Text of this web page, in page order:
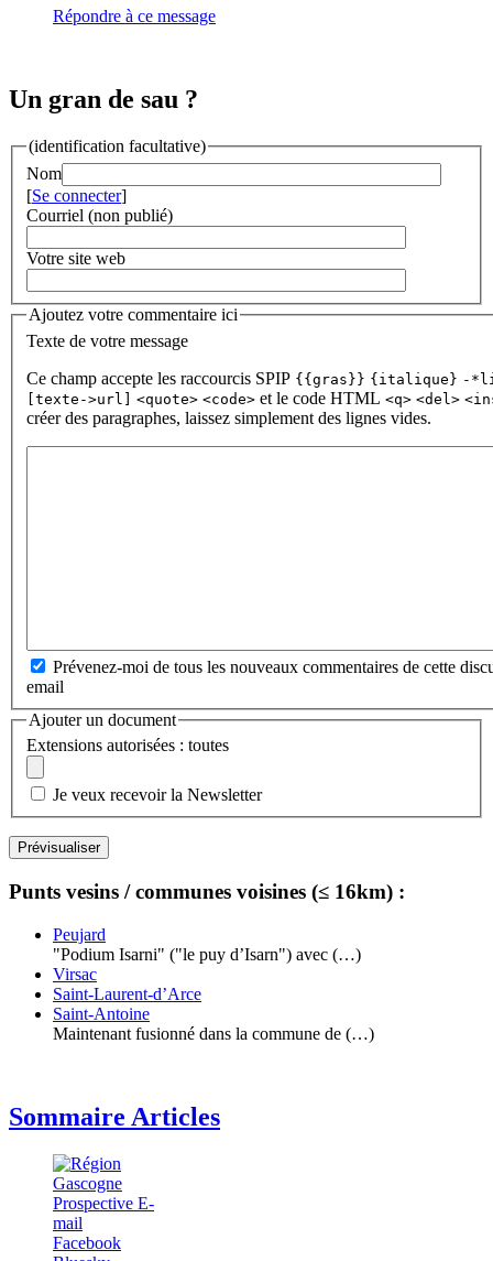
Répondre à ce message
Un gran de sau ?
(identification facultative)
Nom
[Se connecter]
Courriel (non publié)
Votre site web
Ajoutez votre commentaire ici
Texte de votre message
Ce champ accepte les raccourcis SPIP {{gras}} {italique} -
[texte->url] <quote> <code> et le code HTML <q> <del>
créer des paragraphes, laissez simplement des lignes vides.
Prévenez-moi de tous les nouveaux commentaires de cette
email
Ajouter un document
Extensions autorisées : toutes
Je veux recevoir la Newsletter
Punts vesins / communes voisines (≤ 16km) :
Peujard
"Podium Isarni" ("le puy d’Isarn") avec (…)
Virsac
Saint-Laurent-d’Arce
Saint-Antoine
Maintenant fusionné dans la commune de (…)
Sommaire Articles